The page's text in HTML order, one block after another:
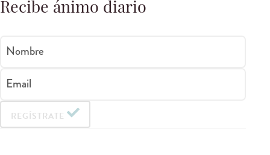
Recibe ánimo diario
Nombre
Email
REGÍSTRATE